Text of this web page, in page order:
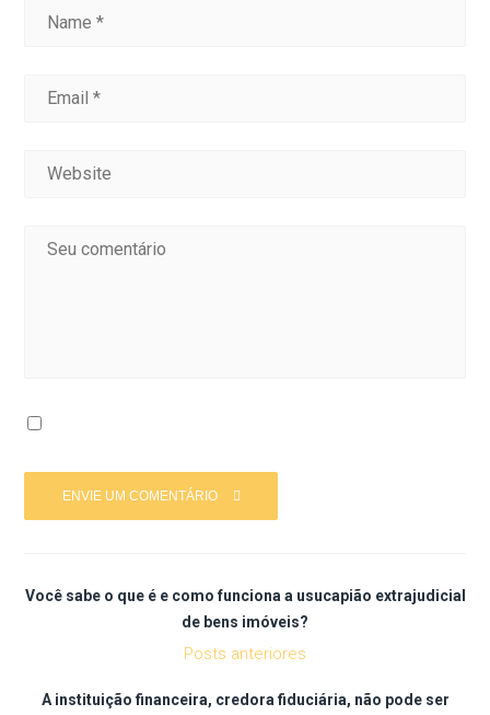
Você sabe o que é e como funciona a usucapião extrajudicial
de bens imóveis?
Posts anteriores
A instituição financeira, credora fiduciária, não pode ser